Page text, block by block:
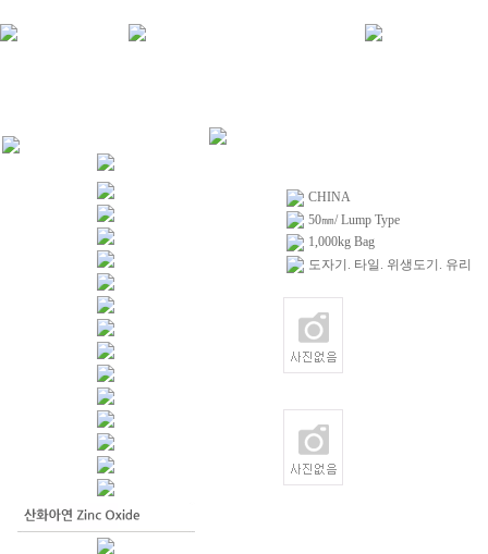
CHINA
50㎜/ Lump Type
1,000kg Bag
도자기. 타일. 위생도기. 유리